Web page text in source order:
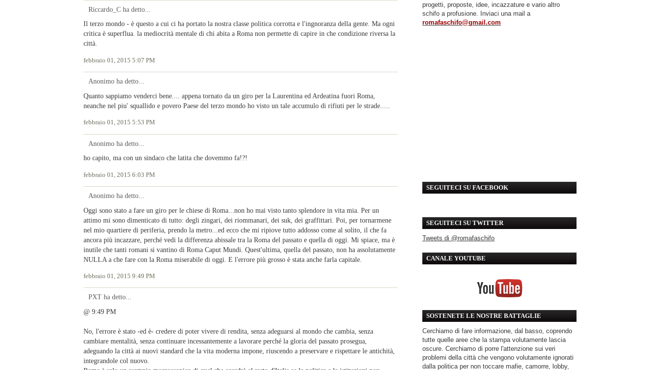
Riccardo_C ha detto...
Il terzo mondo - è questo a cui ci ha portato la nostra classe politica corrotta e l'ingnoranza della gente. Ma ogni
critica è superflua. la mediocrità mentale di chi abita a Roma non permette di capire in che condizione riversa la
città.
febbraio 01, 2015 5:07 PM
Anonimo ha detto...
Quanto sappiamo venderci bene.... appena tornato da un giro per la Laurentina ed Ardeatina fuori Roma,
neanche nel piu' squallido e povero Paese del terzo mondo ho visto un tale accumulo di rifiuti per le strade.....
febbraio 01, 2015 5:53 PM
Anonimo ha detto...
ho capito, ma con un sindaco che latita che dovemmo fa!?!
febbraio 01, 2015 6:03 PM
Anonimo ha detto...
Oggi sono stato a fare un giro per le chiese di Roma...non ho mai visto tanto splendore in vita mia. Per un
attimo mi sono dimenticato di tutto: degli zingari, dei riommanari, dei suk, dei graffittari. Poi, per tornarmene
nel mio quartiere di periferia, prendo la metro...ed ecco che mi ripiove tutto addosso come al solito, il che fa
ancora più incazzare, perché vedi la differenza abissale tra la Roma del passato e quella di oggi. Mi spiace, ma è
inutile che tanti romani si vantino di Roma Caput Mundi. Quest'ultima, quella del passato, non ha assolutamente
NULLA a che fare con la Roma miserabile di oggi. E l'errore più grosso è stata anche farla capitale.
febbraio 01, 2015 9:49 PM
PXT ha detto...
@ 9:49 PM
No, l'errore è stato -ed è- credere di poter vivere di rendita, senza adeguarsi al mondo che cambia, senza
cambiare mentalità, senza continuare incessantemente a lavorare perché la gloria del passato prosegua,
adeguando la città ai nuovi standard che la vita moderna impone, riuscendo a preservare e rispettare le antichità,
integrandole col nuovo.
progetti, proposte, idee, incazzature e vario altro
schifo a profusione. Inviaci una mail a
romafaschifo@gmail.com
SEGUITECI SU FACEBOOK
SEGUITECI SU TWITTER
Tweets di @romafaschifo
CANALE YOUTUBE
SOSTENETE LE NOSTRE BATTAGLIE
Cerchiamo di fare informazione, dal basso, coprendo
tutte quelle aree che la stampa volutamente lascia
oscure. Cerchiamo di porre l'attenzione sui veri
problemi della città che vengono volutamente ignorati
dalla politica per non toccare mafie, camorre, lobby,